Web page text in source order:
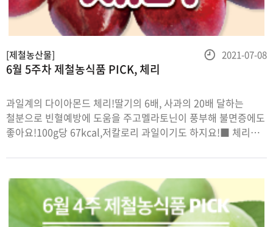
6월 5주차 제철농식품 PICK, 체리
과일계의 다이아몬드 체리!딸기의 6배, 사과의 20배 달하는
철분으로 빈혈예방에 도움을 주고멜라토닌이 풍부해 불면증에도
좋아요!100g당 67kcal,저칼로리 과일이기도 하지요!■ 체리
살짝 얼려 먹어요!∨잠이 안 올 때 우유에 호두와 체리를 함께
갈아서 마
[제철농산물]
등
2021-07-08